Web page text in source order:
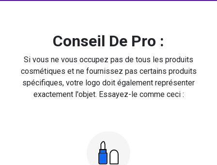
Conseil De Pro :
Si vous ne vous occupez pas de tous les produits
cosmétiques et ne fournissez pas certains produits
spécifiques, votre logo doit également représenter
exactement l'objet. Essayez-le comme ceci :